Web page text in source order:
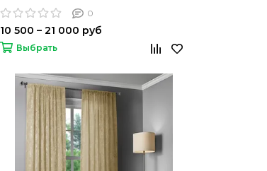
0
10 500 – 21 000 руб
Выбрать